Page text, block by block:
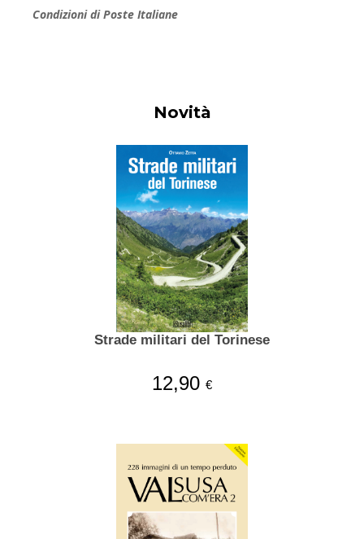
Condizioni di Poste Italiane
Novità
Strade militari del Torinese
12,90 €